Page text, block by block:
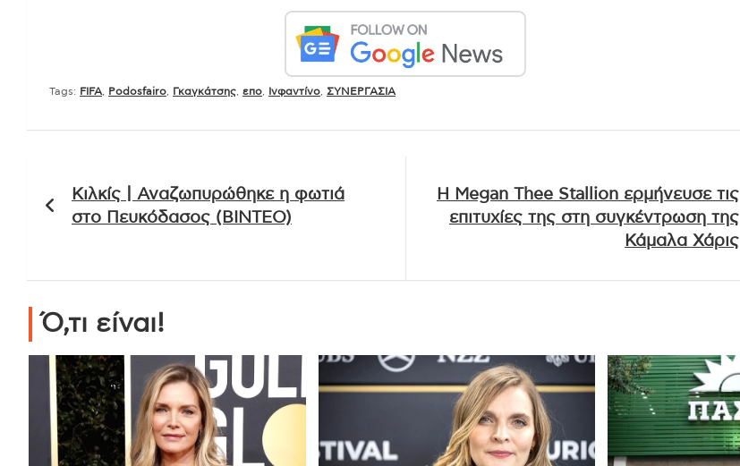
Tags: FIFA Podosfairo Γκαγκάτσης επο Ινφαντίνο ΣΥΝΕΡΓΑΣΙΑ
άρθρων
Κιλκίς | Αναζωπυρώθηκε η φωτιά
στο Πευκόδασος (ΒΙΝΤΕΟ)
Η Megan Thee Stallion ερμήνευσε τις
επιτυχίες της στη συγκέντρωση της
Κάμαλα Χάρις
Ό,τι είναι!